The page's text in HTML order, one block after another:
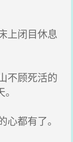
上闭目休息
不顾死活的
都有了。